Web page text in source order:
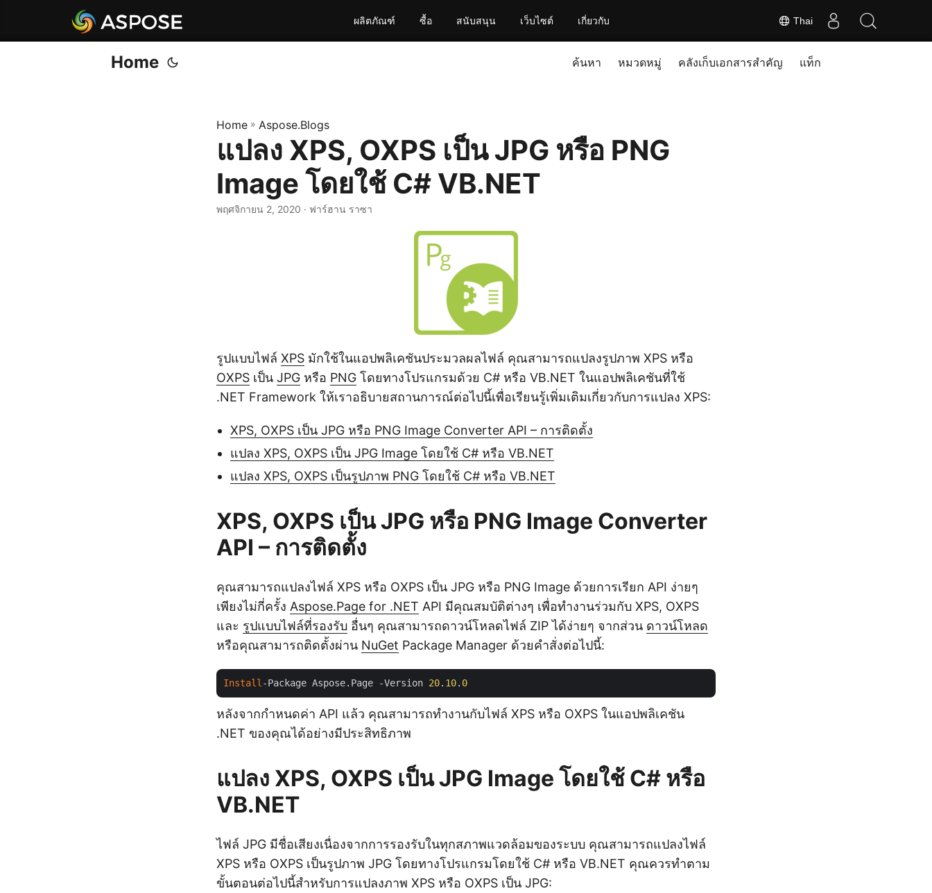
Thai
ผลิตภัณฑ์ ซื้อ สนับสนุน เว็บไซต์ เกี่ยวกับ
Home ค้นหา หมวดหมู่ คลังเก็บเอกสารสำคัญ แท็ก
Home » Aspose.Blogs
แปลง XPS, OXPS เป็น JPG หรือ PNG
Image โดยใช้ C# VB.NET
พฤศจิกายน 2, 2020 · ฟาร์ฮาน ราซา
รูปแบบไฟล์ XPS มักใช้ในแอปพลิเคชันประมวลผลไฟล์ คุณสามารถแปลงรูปภาพ XPS หรือ
OXPS เป็น JPG หรือ PNG โดยทางโปรแกรมด้วย C# หรือ VB.NET ในแอปพลิเคชันที่ใช้
.NET Framework ให้เราอธิบายสถานการณ์ต่อไปนี้เพื่อเรียนรู้เพิ่มเติมเกี่ยวกับการแปลง XPS:
XPS, OXPS เป็น JPG หรือ PNG Image Converter API – การติดตั้ง
แปลง XPS, OXPS เป็น JPG Image โดยใช้ C# หรือ VB.NET
แปลง XPS, OXPS เป็นรูปภาพ PNG โดยใช้ C# หรือ VB.NET
XPS, OXPS เป็น JPG หรือ PNG Image Converter
API – การติดตั้ง
คุณสามารถแปลงไฟล์ XPS หรือ OXPS เป็น JPG หรือ PNG Image ด้วยการเรียก API ง่ายๆ
เพียงไม่กี่ครั้ง Aspose.Page for .NET API มีคุณสมบัติต่างๆ เพื่อทำงานร่วมกับ XPS, OXPS
และ รูปแบบไฟล์ที่รองรับ อื่นๆ คุณสามารถดาวน์โหลดไฟล์ ZIP ได้ง่ายๆ จากส่วน ดาวน์โหลด
หรือคุณสามารถติดตั้งผ่าน NuGet Package Manager ด้วยคำสั่งต่อไปนี้:
Install -Package Aspose.Page -Version 20. 10. 0
หลังจากกำหนดค่า API แล้ว คุณสามารถทำงานกับไฟล์ XPS หรือ OXPS ในแอปพลิเคชัน
.NET ของคุณได้อย่างมีประสิทธิภาพ
แปลง XPS, OXPS เป็น JPG Image โดยใช้ C# หรือ
VB.NET
ไฟล์ JPG มีชื่อเสียงเนื่องจากการรองรับในทุกสภาพแวดล้อมของระบบ คุณสามารถแปลงไฟล์
XPS หรือ OXPS เป็นรูปภาพ JPG โดยทางโปรแกรมโดยใช้ C# หรือ VB.NET คุณควรทำตาม
ขั้นตอนต่อไปนี้สำหรับการแปลงภาพ XPS หรือ OXPS เป็น JPG: